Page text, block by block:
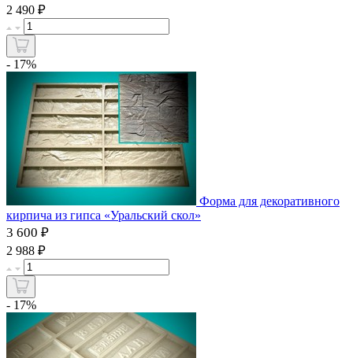
2 490 ₽
- 17%
Форма для декоративного
кирпича из гипса «Уральский скол»
3 600 ₽
2 988 ₽
- 17%